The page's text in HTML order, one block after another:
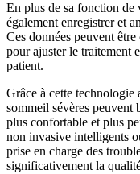
En plus de sa fonction
également enregistrer et
Ces données peuvent
pour ajuster le traitement
patient.
Grâce à cette technologie
sommeil sévères peuvent
plus confortable et plus
non invasive intelligents
prise en charge des
significativement la